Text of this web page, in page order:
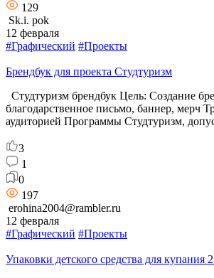
129
Sk.i. pok
12 февраля
#Графический #Проекты
Брендбук для проекта Студтуризм
Студтуризм брендбук Цель: Создание
благодарственное письмо, баннер, мерч
аудиторией Программы Студтуризм,
3
1
0
197
erohina2004@rambler.ru
12 февраля
#Графический #Проекты
Упаковки детского средства для купания